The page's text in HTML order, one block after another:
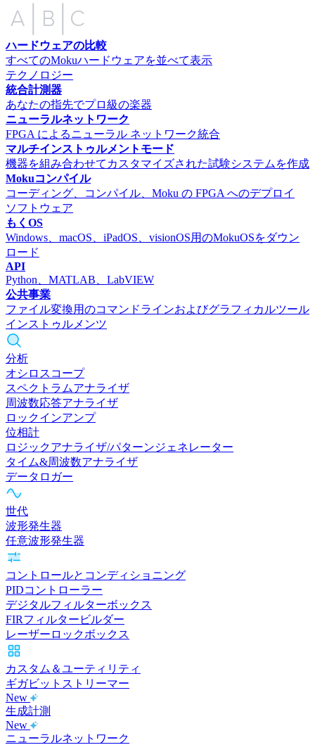
ハードウェアの比較
すべてのMokuハードウェアを並べて表示
テクノロジー
統合計測器
あなたの指先でプロ級の楽器
ニューラルネットワーク
FPGA によるニューラル ネットワーク統合
マルチインストゥルメントモード
機器を組み合わせてカスタマイズされた試験システムを作成
Mokuコンパイル
コーディング、コンパイル、Moku の FPGA へのデプロイ
ソフトウェア
もくOS
Windows、macOS、iPadOS、visionOS用のMokuOSをダウン
ロード
API
Python、MATLAB、LabVIEW
公共事業
ファイル変換用のコマンドラインおよびグラフィカルツール
インストゥルメンツ
分析
オシロスコープ
スペクトラムアナライザ
周波数応答アナライザ
ロックインアンプ
位相計
ロジックアナライザ/パターンジェネレーター
タイム&周波数アナライザ
データロガー
世代
波形発生器
任意波形発生器
コントロールとコンディショニング
PIDコントローラー
デジタルフィルターボックス
FIRフィルタービルダー
レーザーロックボックス
カスタム＆ユーティリティ
ギガビットストリーマー
New
生成計測
New
ニューラルネットワーク